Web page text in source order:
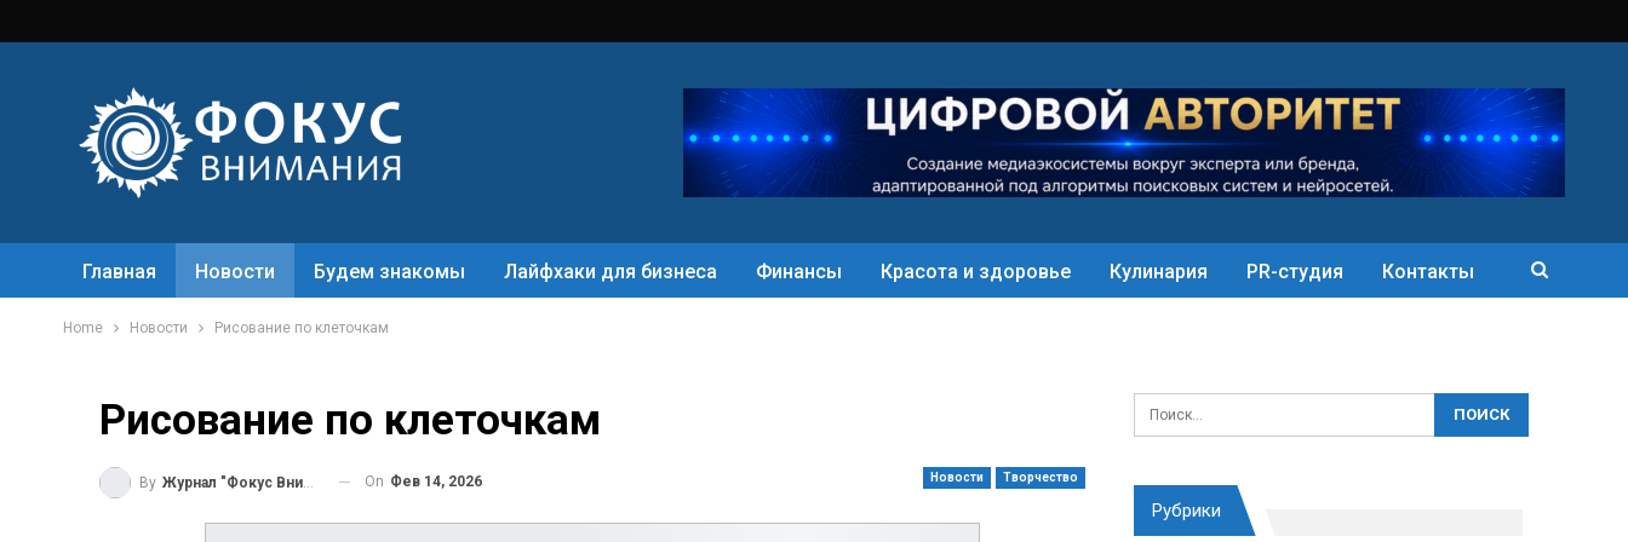
Главная Новости Будем знакомы Лайфхаки для бизнеса Финансы Красота и здоровье Кулинария PR-студия Контакты
Home Новости Рисование по клеточкам
Рисование по клеточкам
Новости Творчество
By Журнал "Фокус Внимания" On Фев 14, 2026
Рубрики